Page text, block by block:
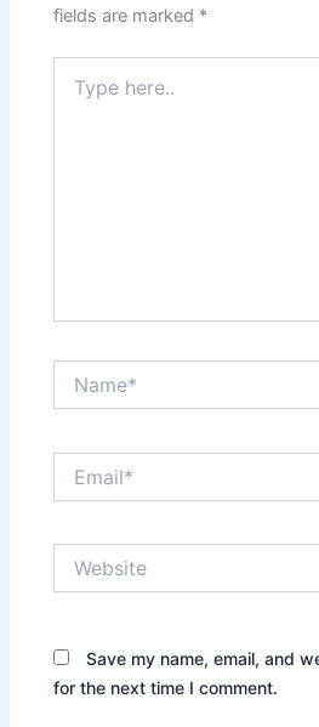
fields are marked *
here..
Save my name, email, and
for the next time I comment.